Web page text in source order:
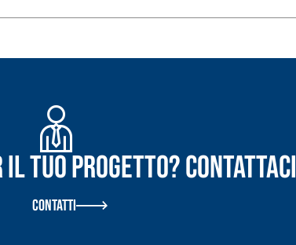
il tuo progetto? Contattaci
Contatti
polimero